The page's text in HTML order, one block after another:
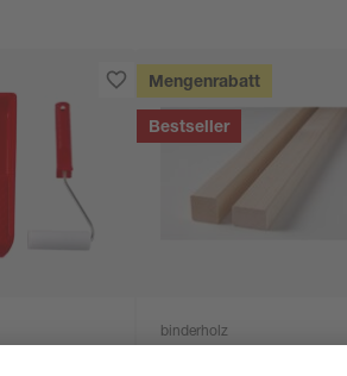
Mengenrabatt
Bestseller
binderholz